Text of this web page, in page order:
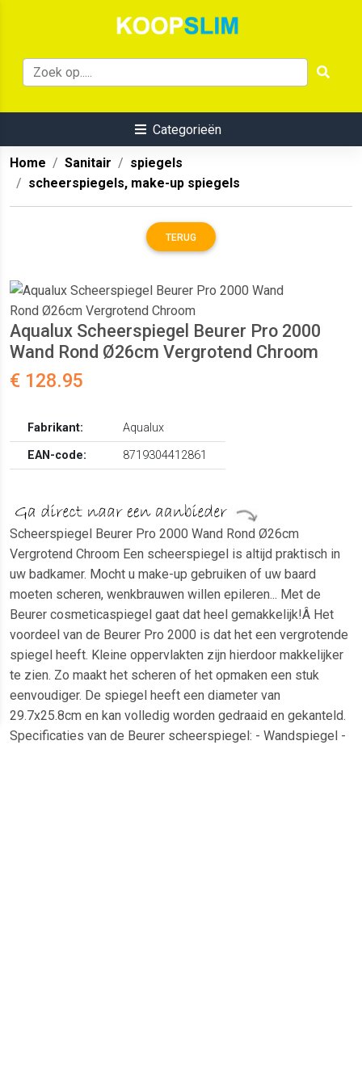
Categorieën
Home Sanitair
spiegels
scheerspiegels, make-up spiegels
TERUG
Aqualux Scheerspiegel Beurer Pro 2000
Wand Rond Ø26cm Vergrotend Chroom
€ 128.95
Fabrikant:
Aqualux
EAN-code:
8719304412861
Scheerspiegel Beurer Pro 2000 Wand Rond Ø26cm
Vergrotend Chroom Een scheerspiegel is altijd praktisch in
uw badkamer. Mocht u make-up gebruiken of uw baard
moeten scheren, wenkbrauwen willen epileren... Met de
Beurer cosmeticaspiegel gaat dat heel gemakkelijk!Â Het
voordeel van de Beurer Pro 2000 is dat het een vergrotende
spiegel heeft. Kleine oppervlakten zijn hierdoor makkelijker
te zien. Zo maakt het scheren of het opmaken een stuk
eenvoudiger. De spiegel heeft een diameter van
29.7x25.8cm en kan volledig worden gedraaid en gekanteld.
Specificaties van de Beurer scheerspiegel: - Wandspiegel -